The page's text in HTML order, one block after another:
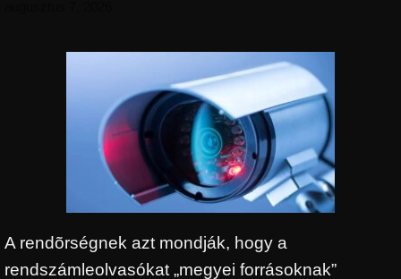
A rendõrségnek azt mondják, hogy a
rendszámleolvasókat „megyei forrásoknak”